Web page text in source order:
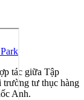
tác giữa Tập
tư thục hàng
Anh.